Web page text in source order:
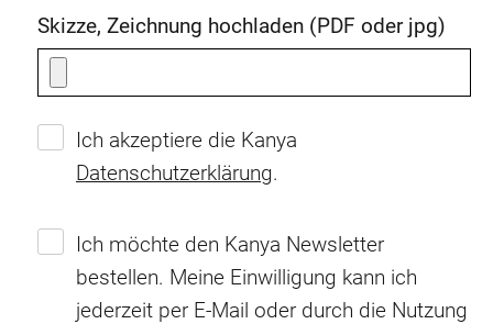
Skizze, Zeichnung hochladen (PDF oder jpg)
Ich akzeptiere die Kanya
Datenschutzerklärung.
Ich möchte den Kanya Newsletter
bestellen. Meine Einwilligung kann ich
jederzeit per E-Mail oder durch die Nutzung